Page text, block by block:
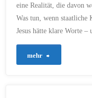
eine Realität, die davon
Was tun, wenn staatliche
Jesus hätte klare Worte –
mehr